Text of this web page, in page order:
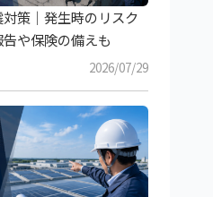
策｜発生時のリスク
や保険の備えも
2026/07/29